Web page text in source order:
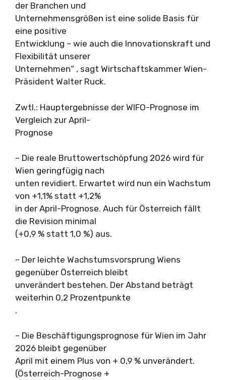
der Branchen und
Unternehmensgrößen ist eine solide Basis für
eine positive
Entwicklung – wie auch die Innovationskraft und
Flexibilität unserer
Unternehmen“ , sagt Wirtschaftskammer Wien-
Präsident Walter Ruck.
Zwtl.: Hauptergebnisse der WIFO-Prognose im
Vergleich zur April-
Prognose
– Die reale Bruttowertschöpfung 2026 wird für
Wien geringfügig nach
unten revidiert. Erwartet wird nun ein Wachstum
von +1,1% statt +1,2%
in der April-Prognose. Auch für Österreich fällt
die Revision minimal
(+0,9 % statt 1,0 %) aus.
– Der leichte Wachstumsvorsprung Wiens
gegenüber Österreich bleibt
unverändert bestehen. Der Abstand beträgt
weiterhin 0,2 Prozentpunkte
.
– Die Beschäftigungsprognose für Wien im Jahr
2026 bleibt gegenüber
April mit einem Plus von + 0,9 % unverändert.
(Österreich-Prognose +